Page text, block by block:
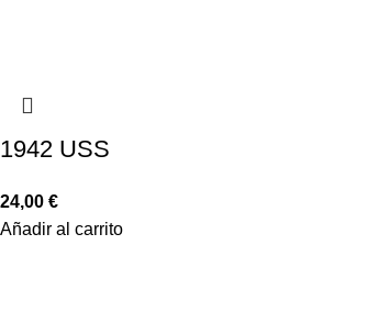
1942 USS
24,00 €
Añadir al carrito